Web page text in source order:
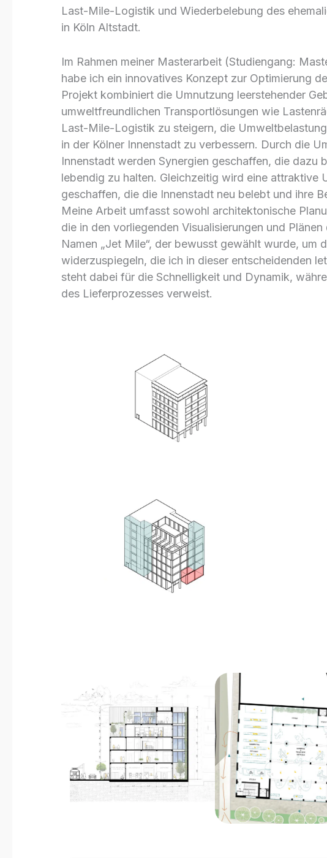
Last-Mile-Logistik und Wiederbelebung des
in Köln Altstadt.
Im Rahmen meiner Masterarbeit (Studiengang:
habe ich ein innovatives Konzept zur Optimierung
Projekt kombiniert die Umnutzung leerstehender
umweltfreundlichen Transportlösungen wie
Last-Mile-Logistik zu steigern, die
in der Kölner Innenstadt zu verbessern. Durch die
Innenstadt werden Synergien geschaffen, die dazu
lebendig zu halten. Gleichzeitig wird eine attraktive
geschaffen, die die Innenstadt neu belebt und ihre
Meine Arbeit umfasst sowohl architektonische
die in den vorliegenden Visualisierungen und
Namen „Jet Mile“, der bewusst gewählt wurde, um
widerzuspiegeln, die ich in dieser entscheidenden
steht dabei für die Schnelligkeit und Dynamik,
des Lieferprozesses verweist.